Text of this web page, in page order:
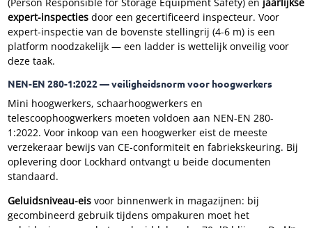
expert-inspectiesdoor een gecertificeerd inspecteur. Voor
expert-inspectie van de bovenste stellingrij (4-6 m) is een
platform noodzakelijk — een ladder is wettelijk onveilig voor
deze taak.
NEN-EN 280-1:2022 — veiligheidsnorm voor hoogwerkers
Mini hoogwerkers, schaarhoogwerkers en
telescoophoogwerkers moeten voldoen aan NEN-EN 280-
1:2022. Voor inkoop van een hoogwerker eist de meeste
verzekeraar bewijs van CE-conformiteit en fabriekskeuring. Bij
oplevering door Lockhard ontvangt u beide documenten
standaard.
Geluidsniveau-eisvoor binnenwerk in magazijnen: bij
gecombineerd gebruik tijdens ompakuren moet het